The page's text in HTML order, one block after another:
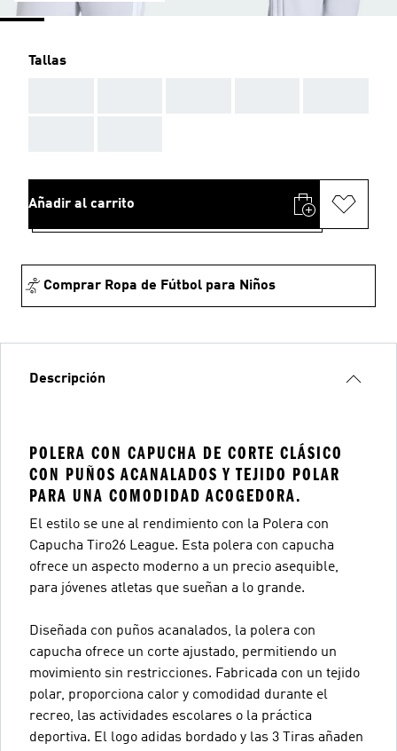
Tallas
Añadir al carrito
Comprar Ropa de Fútbol para Niños
Descripción
POLERA CON CAPUCHA DE CORTE CLÁSICO
CON PUÑOS ACANALADOS Y TEJIDO POLAR
PARA UNA COMODIDAD ACOGEDORA.
El estilo se une al rendimiento con la Polera con
Capucha Tiro26 League. Esta polera con capucha
ofrece un aspecto moderno a un precio asequible,
para jóvenes atletas que sueñan a lo grande.
Diseñada con puños acanalados, la polera con
capucha ofrece un corte ajustado, permitiendo un
movimiento sin restricciones. Fabricada con un tejido
polar, proporciona calor y comodidad durante el
recreo, las actividades escolares o la práctica
deportiva. El logo adidas bordado y las 3 Tiras añaden